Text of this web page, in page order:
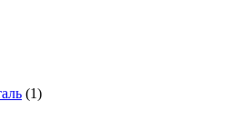
(1)